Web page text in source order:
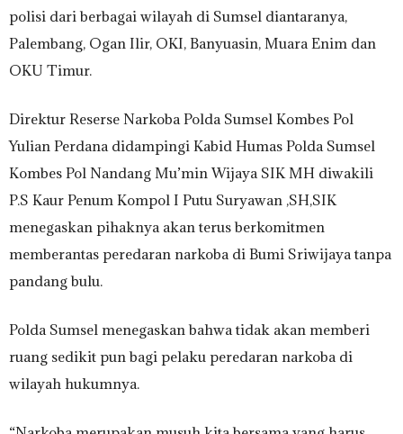
polisi dari berbagai wilayah di Sumsel diantaranya,
Palembang, Ogan Ilir, OKI, Banyuasin, Muara Enim dan
OKU Timur.
Direktur Reserse Narkoba Polda Sumsel Kombes Pol
Yulian Perdana didampingi Kabid Humas Polda Sumsel
Kombes Pol Nandang Mu’min Wijaya SIK MH diwakili
P.S Kaur Penum Kompol I Putu Suryawan ,SH,SIK
menegaskan pihaknya akan terus berkomitmen
memberantas peredaran narkoba di Bumi Sriwijaya tanpa
pandang bulu.
Polda Sumsel menegaskan bahwa tidak akan memberi
ruang sedikit pun bagi pelaku peredaran narkoba di
wilayah hukumnya.